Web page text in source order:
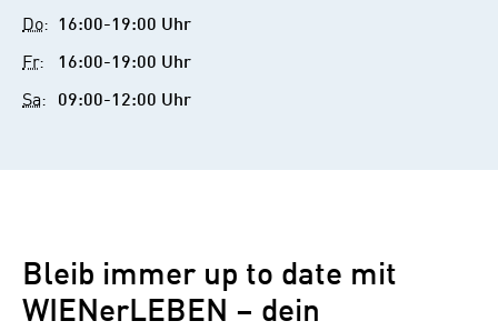
Do: 16:00-19:00 Uhr
Fr: 16:00-19:00 Uhr
Sa: 09:00-12:00 Uhr
Bleib immer up to date mit
WIENerLEBEN – dein